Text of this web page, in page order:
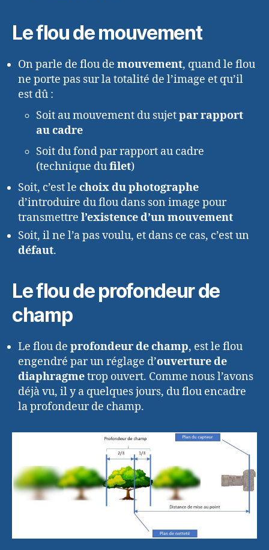
Le flou de mouvement
On parle de flou de mouvement, quand le flou
ne porte pas sur la totalité de l’image et qu’il
est dû :
Soit au mouvement du sujetpar rapport
au cadre
Soit du fond par rapport au cadre
(technique dufilet)
Soit, c’est le choix du photographe
d’introduire du flou dans son image pour
transmettre l’existence d’un mouvement
Soit, il ne l’a pas voulu, et dans ce cas, c’est un
défaut.
Le flou de profondeur de
champ
Le flou de profondeur de champ, est le flou
engendré par un réglage d’ouverture de
diaphragmetrop ouvert. Comme nous l’avons
déjà vu, il y a quelques jours, du flou encadre
la profondeur de champ.